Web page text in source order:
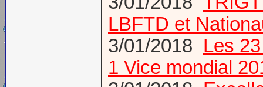
LBFTD et
3/01/2018 Les
1 Vice mondial